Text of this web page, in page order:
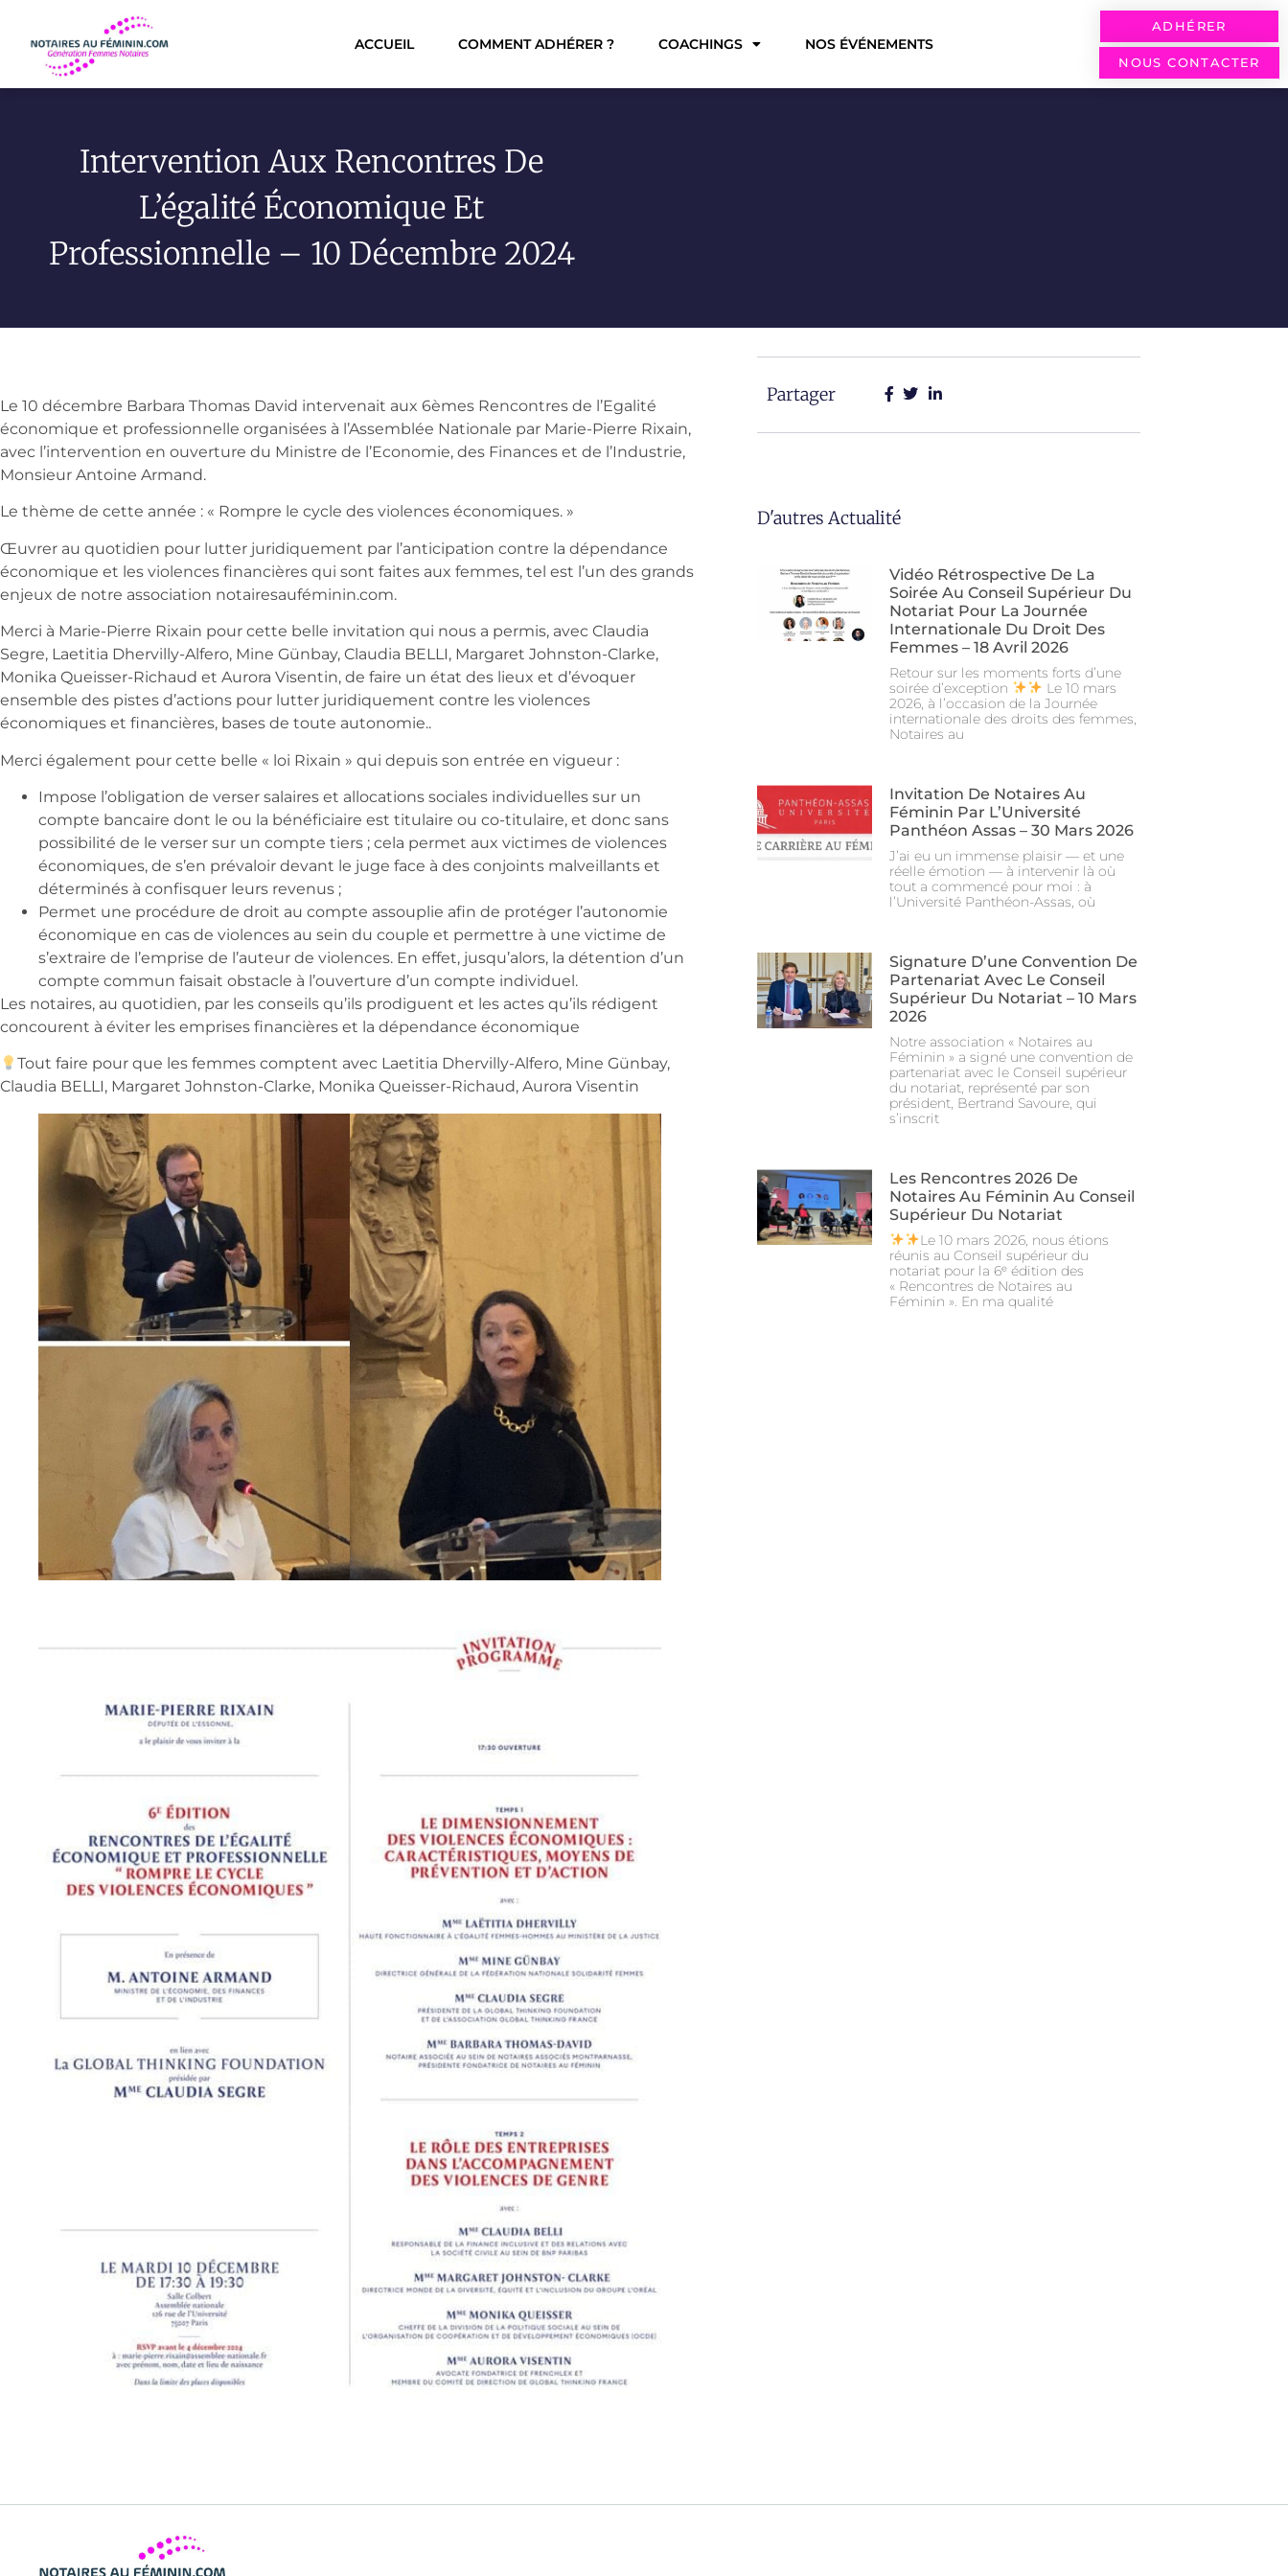
ACCUEIL COMMENT ADHÉRER ? COACHINGS NOS ÉVÉNEMENTS
ADHÉRER
NOUS CONTACTER
Intervention Aux Rencontres De
L’égalité Économique Et
Professionnelle – 10 Décembre 2024
Le 10 décembre Barbara Thomas David intervenait aux 6èmes Rencontres de l’Egalité
économique et professionnelle organisées à l’Assemblée Nationale par Marie-Pierre Rixain,
avec l’intervention en ouverture du Ministre de l’Economie, des Finances et de l’Industrie,
Monsieur Antoine Armand.
Le thème de cette année : « Rompre le cycle des violences économiques. »
Œuvrer au quotidien pour lutter juridiquement par l’anticipation contre la dépendance
économique et les violences financières qui sont faites aux femmes, tel est l’un des grands
enjeux de notre association notairesauféminin.com.
Merci à Marie-Pierre Rixain pour cette belle invitation qui nous a permis, avec Claudia
Segre, Laetitia Dhervilly-Alfero, Mine Günbay, Claudia BELLI, Margaret Johnston-Clarke,
Monika Queisser-Richaud et Aurora Visentin, de faire un état des lieux et d’évoquer
ensemble des pistes d’actions pour lutter juridiquement contre les violences
économiques et financières, bases de toute autonomie..
Merci également pour cette belle « loi Rixain » qui depuis son entrée en vigueur :
Impose l’obligation de verser salaires et allocations sociales individuelles sur un
compte bancaire dont le ou la bénéficiaire est titulaire ou co-titulaire, et donc sans
possibilité de le verser sur un compte tiers ; cela permet aux victimes de violences
économiques, de s’en prévaloir devant le juge face à des conjoints malveillants et
déterminés à confisquer leurs revenus ;
Permet une procédure de droit au compte assouplie afin de protéger l’autonomie
économique en cas de violences au sein du couple et permettre à une victime de
s’extraire de l’emprise de l’auteur de violences. En effet, jusqu’alors, la détention d’un
compte commun faisait obstacle à l’ouverture d’un compte individuel.
Les notaires, au quotidien, par les conseils qu’ils prodiguent et les actes qu’ils rédigent
concourent à éviter les emprises financières et la dépendance économique
Tout faire pour que les femmes comptent avec Laetitia Dhervilly-Alfero, Mine Günbay,
Claudia BELLI, Margaret Johnston-Clarke, Monika Queisser-Richaud, Aurora Visentin
Partager
D'autres Actualité
Vidéo Rétrospective De La
Soirée Au Conseil Supérieur Du
Notariat Pour La Journée
Internationale Du Droit Des
Femmes – 18 Avril 2026
Retour sur les moments forts d’une
soirée d’exception
Le 10 mars
2026, à l’occasion de la Journée
internationale des droits des femmes,
Notaires au
Invitation De Notaires Au
Féminin Par L’Université
Panthéon Assas – 30 Mars 2026
J’ai eu un immense plaisir — et une
réelle émotion — à intervenir là où
tout a commencé pour moi : à
l’Université Panthéon-Assas, où
Signature D’une Convention De
Partenariat Avec Le Conseil
Supérieur Du Notariat – 10 Mars
2026
Notre association « Notaires au
Féminin » a signé une convention de
partenariat avec le Conseil supérieur
du notariat, représenté par son
président, Bertrand Savoure, qui
s’inscrit
Les Rencontres 2026 De
Notaires Au Féminin Au Conseil
Supérieur Du Notariat
Le 10 mars 2026, nous étions
réunis au Conseil supérieur du
notariat pour la 6ᵉ édition des
« Rencontres de Notaires au
Féminin ». En ma qualité